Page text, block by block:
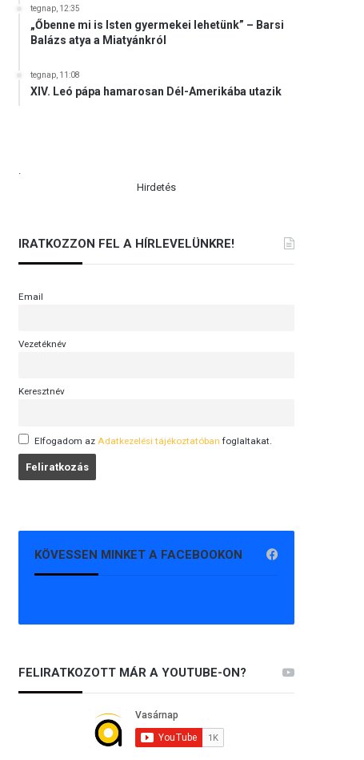
tegnap, 12:35
„Őbenne mi is Isten gyermekei lehetünk” – Barsi
Balázs atya a Miatyánkról
tegnap, 11:08
XIV. Leó pápa hamarosan Dél-Amerikába utazik
.
Hirdetés
IRATKOZZON FEL A HÍRLEVELÜNKRE!
Email
Vezetéknév
Keresztnév
Elfogadom az Adatkezelési tájékoztatóban foglaltakat.
KÖVESSEN MINKET A FACEBOOKON
FELIRATKOZOTT MÁR A YOUTUBE-ON?